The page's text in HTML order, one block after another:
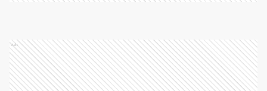
Ads